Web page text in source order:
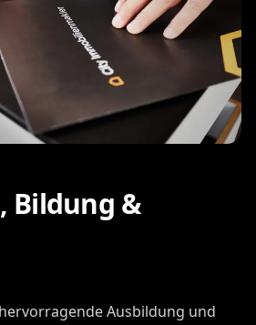
Bildung &
Ausbildung und